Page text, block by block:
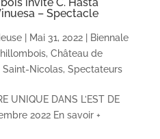
– Spectacle
| Mai 31, 2022|
Biennale
, Château de
Saint-Nicolas, Spectateurs
UNIQUE DANS L’EST DE
2022 En savoir +